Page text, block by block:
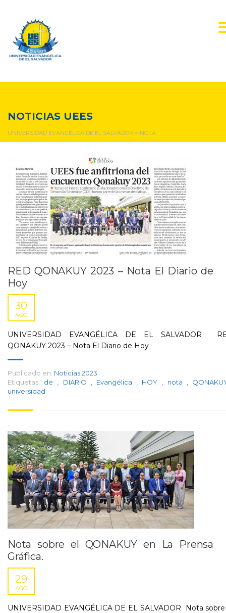
NOTICIAS UEES
UNIVERSIDAD EVANGÉLICA DE EL SALVADOR > NOTA
RED QONAKUY 2023 – Nota El Diario de
Hoy
30
AGO
UNIVERSIDAD EVANGÉLICA DE EL SALVADOR
QONAKUY 2023 – Nota El Diario de Hoy
Publicado en: Noticias 2023
Etiquetas:
de DIARIO Evangélica HOY nota
universidad
Nota sobre el QONAKUY en La Prensa
Gráfica.
29
AGO
UNIVERSIDAD EVANGÉLICA DE EL SALVADOR Nota